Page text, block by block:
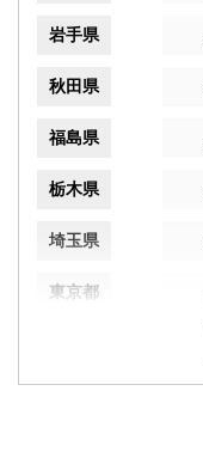
岩手県
秋田県
福島県
栃木県
埼玉県
東京都